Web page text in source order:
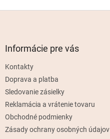
Informácie pre vás
Kontakty
Doprava a platba
Sledovanie zásielky
Reklamácia a vrátenie tovaru
Obchodné podmienky
Zásady ochrany osobných údajov